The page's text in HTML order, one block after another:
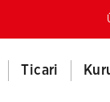
Ticari